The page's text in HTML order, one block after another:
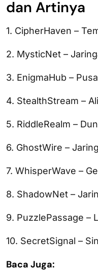
dan Artinya
1. CipherHaven –
2. MysticNet –
3. EnigmaHub –
4. StealthStream –
5. RiddleRealm –
6. GhostWire –
7. WhisperWave –
8. ShadowNet –
9. PuzzlePassage –
10. SecretSignal –
Baca Juga: